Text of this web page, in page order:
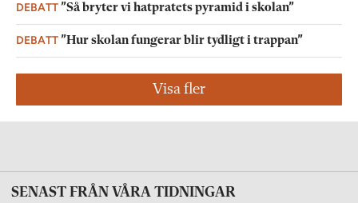
DEBATT”Så bryter vi hatpratets pyramid i skolan”
DEBATT”Hur skolan fungerar blir tydligt i trappan”
Visa fler
SENAST FRÅN VÅRA TIDNINGAR